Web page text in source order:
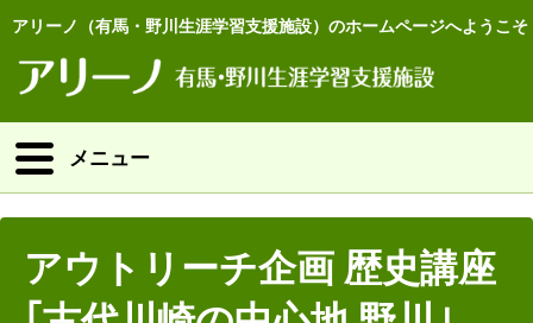
アリーノ（有馬・野川生涯学習支援施設）のホームページへようこそ
メニュー
アウトリーチ企画 歴史講座